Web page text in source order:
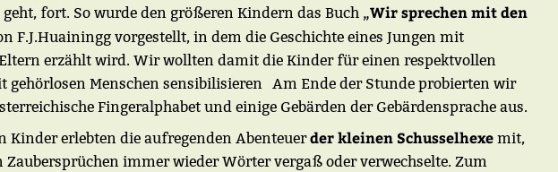
fort. So wurde den größeren Kindern das Buch „Wir sprechen mit den
F.J.Huainingg vorgestellt, in dem die Geschichte eines Jungen mit
erzählt wird. Wir wollten damit die Kinder für einen respektvollen
gehörlosen Menschen sensibilisieren Am Ende der Stunde probierten wir
Fingeralphabet und einige Gebärden der Gebärdensprache aus.
Kinder erlebten die aufregenden Abenteuerder kleinen Schusselhexe mit,
Zaubersprüchen immer wieder Wörter vergaß oder verwechselte. Zum